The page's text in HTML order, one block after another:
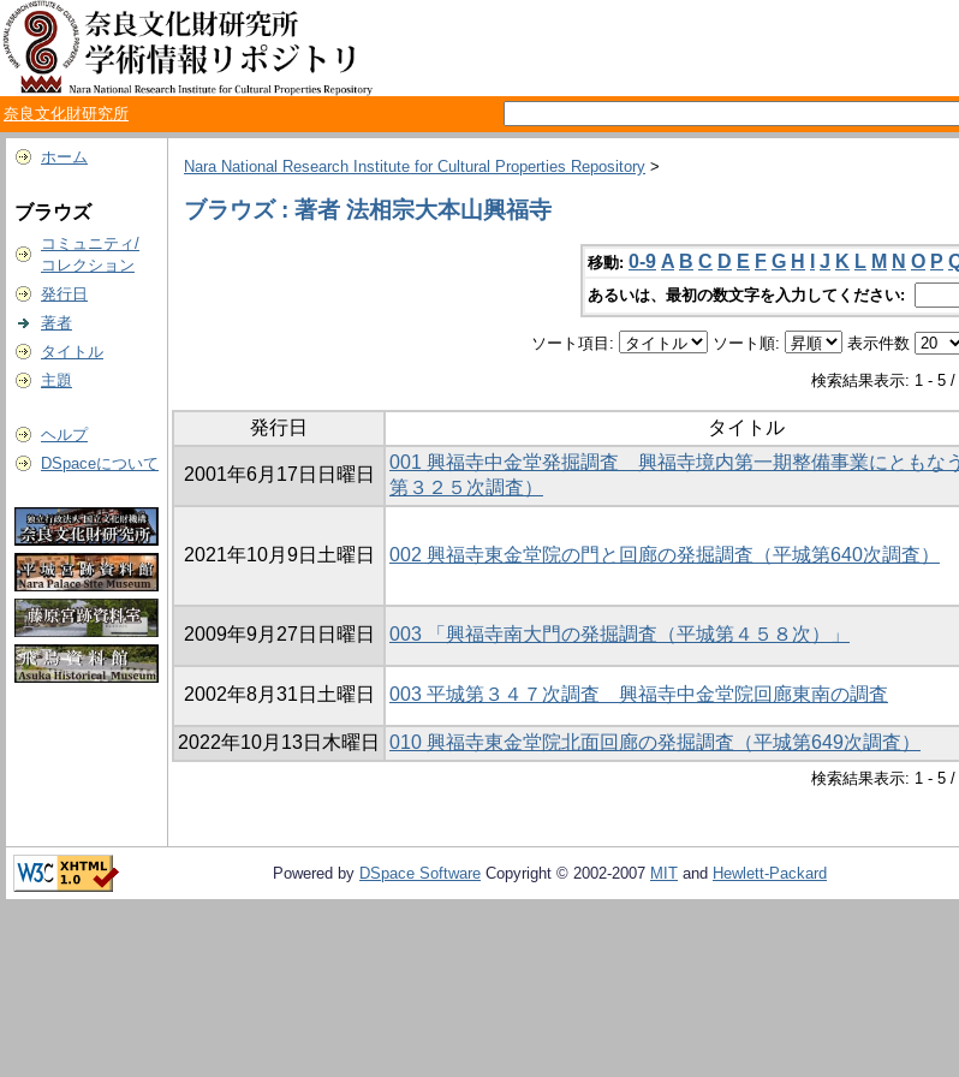
奈良文化財研究所
ホーム
ブラウズ
コミュニティ/
コレクション
発行日
著者
タイトル
主題
ヘルプ
DSpaceについて
Nara National Research Institute for Cultural Properties Repository >
ブラウズ : 著者 法相宗大本山興福寺
移動: 0-9 A B C D E F G H J K L M N O P
あるいは、最初の数文字を入力してください:
ソート項目: ソート順: 表示件数
検索結果表示: 1 - 5 /
発行日 タイトル
2001年6月17日日曜日
001 興福寺中金堂発掘調査 興福寺境内第一期整備事業にともな
第３２５次調査）
2021年10月9日土曜日 002 興福寺東金堂院の門と回廊の発掘調査（平城第640次調査）
2009年9月27日日曜日 003 「興福寺南大門の発掘調査（平城第４５８次）」
2002年8月31日土曜日 003 平城第３４７次調査 興福寺中金堂院回廊東南の調査
2022年10月13日木曜日
010 興福寺東金堂院北面回廊の発掘調査（平城第649次調査）
検索結果表示: 1 - 5 /
Powered by DSpace Software Copyright © 2002-2007 MIT and Hewlett-Packard